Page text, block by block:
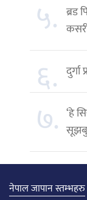
५. ब्रड
६.
७. ‘हे
नेपाल जापान स्तम्भहरु